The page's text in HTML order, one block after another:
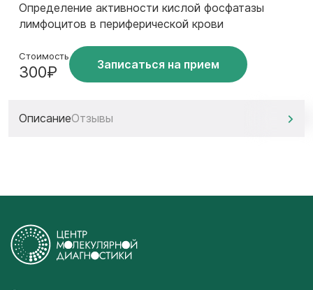
Определение активности кислой фосфатазы
лимфоцитов в периферической крови
Стоимость
300₽ Записаться на прием
ОписаниеОтзывы